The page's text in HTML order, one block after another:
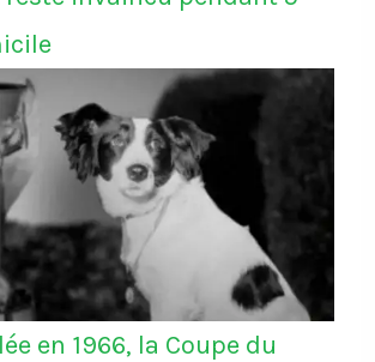
en 1966, la Coupe du